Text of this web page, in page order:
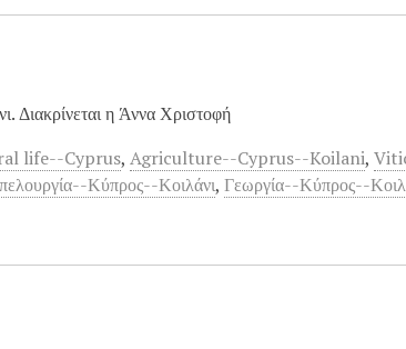
Διακρίνεται η Άννα Χριστοφή
life--Cyprus,Agriculture--Cyprus--Koilani,
Κύπρος--Κοιλάνι,Γεωργία--Κύπρος--